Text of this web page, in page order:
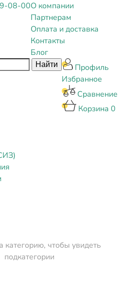
08-00О компании
Партнерам
Оплата и доставка
Контакты
Блог
Профиль
Избранное
Сравнение
Корзина 0
категорию, чтобы увидеть
подкатегории